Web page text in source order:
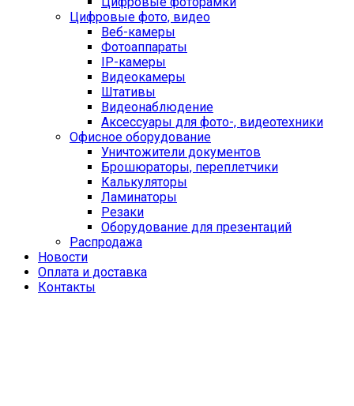
Цифровые фото, видео
Веб-камеры
Фотоаппараты
IP-камеры
Видеокамеры
Штативы
Видеонаблюдение
Аксессуары для фото-, видеотехники
Офисное оборудование
Уничтожители документов
Брошюраторы, переплетчики
Калькуляторы
Ламинаторы
Резаки
Оборудование для презентаций
Распродажа
Новости
Оплата и доставка
Контакты